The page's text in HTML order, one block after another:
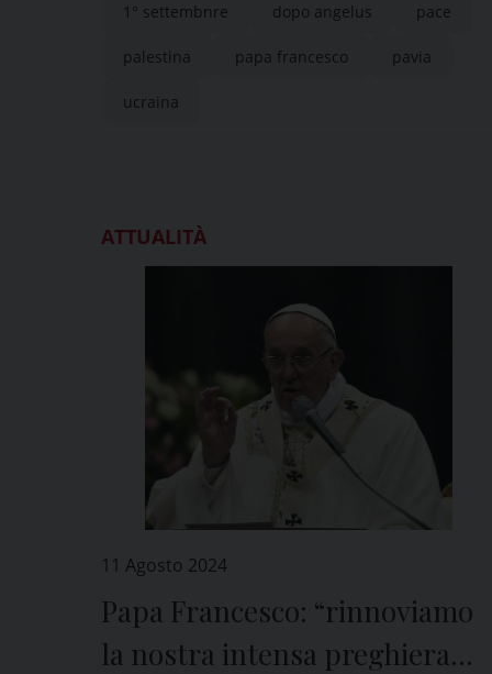
1° settembnre dopo angelus pace
palestina papa francesco pavia
ucraina
ATTUALITÀ
11 Agosto 2024
Papa Francesco: “rinnoviamo
la nostra intensa preghiera